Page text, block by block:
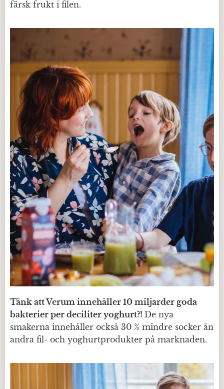
färsk frukt i filen.
Tänk att Verum innehåller 10 miljarder goda
bakterier per deciliter yoghurt?! De nya
smakerna innehåller också 30 % mindre socker än
andra fil- och yoghurtprodukter på marknaden.